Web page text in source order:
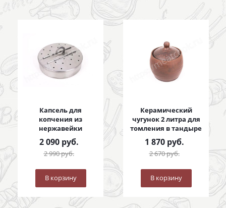
Капсель для
копчения из
нержавейки
2 090руб.
2 990руб.
В корзину
Керамический
чугунок 2 литра для
томления в тандыре
1 870руб.
2 670руб.
В корзину